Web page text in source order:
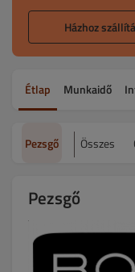
Házhoz
Étlap Munkaidő
Pezsgő Összes
Pezsgő